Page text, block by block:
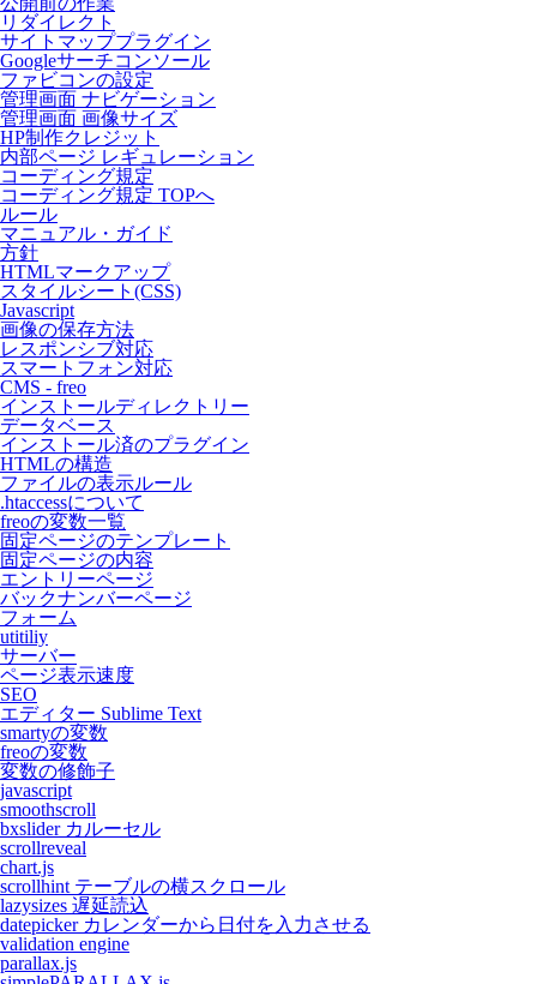
リダイレクト
サイトマッププラグイン
Googleサーチコンソール
ファビコンの設定
管理画面 ナビゲーション
管理画面 画像サイズ
HP制作クレジット
内部ページ レギュレーション
コーディング規定
コーディング規定 TOPへ
ルール
マニュアル・ガイド
方針
HTMLマークアップ
スタイルシート(CSS)
Javascript
画像の保存方法
レスポンシブ対応
スマートフォン対応
CMS - freo
インストールディレクトリー
データベース
インストール済のプラグイン
HTMLの構造
ファイルの表示ルール
.htaccessについて
freoの変数一覧
固定ページのテンプレート
固定ページの内容
エントリーページ
バックナンバーページ
フォーム
utitiliy
サーバー
ページ表示速度
SEO
エディター Sublime Text
smartyの変数
freoの変数
変数の修飾子
javascript
smoothscroll
bxslider カルーセル
scrollreveal
chart.js
scrollhint テーブルの横スクロール
lazysizes 遅延読込
datepicker カレンダーから日付を入力させる
validation engine
parallax.js